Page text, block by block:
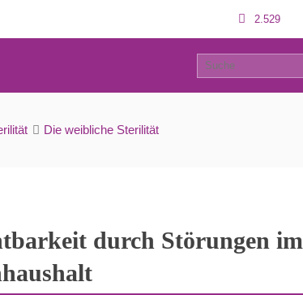
2.529
Hormonhaushalt
7 0
Die weibliche Sterilität
durch Störungen im